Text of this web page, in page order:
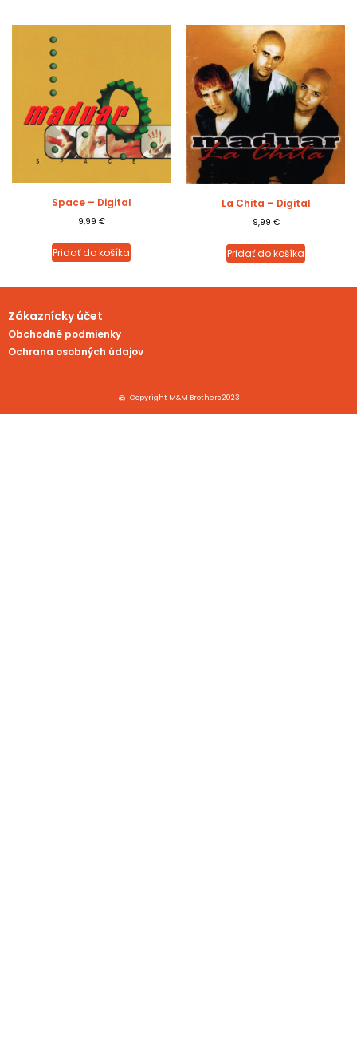
Space – Digital
9,99 €
Pridať do košíka
La Chita – Digital
9,99 €
Pridať do košíka
Zákaznícky účet
Obchodné podmienky
Ochrana osobných údajov
Copyright M&M Brothers 2023